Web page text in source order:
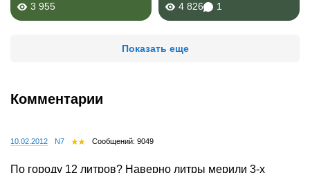
3 955
4 826 1
Показать еще
Комментарии
10.02.2012 N7 Сообщений: 9049
По городу 12 литров? Наверно литры мерили 3-х